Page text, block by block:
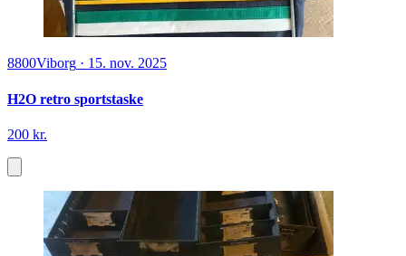
8800Viborg · 15. nov. 2025
H2O retro sportstaske
200 kr.